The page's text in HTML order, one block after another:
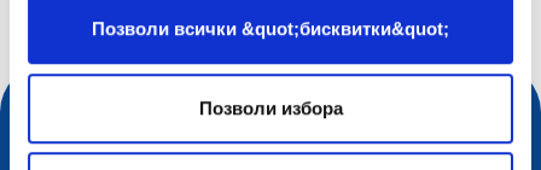
Позволи всички &quot;бисквитки&quot;
Позволи избора